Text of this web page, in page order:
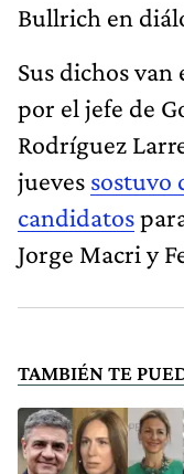
Bullrich en
Sus dichos
por el jefe de
Rodríguez
jueves sostuvo
candidatos
Jorge Macri y
TAMBIÉN TE